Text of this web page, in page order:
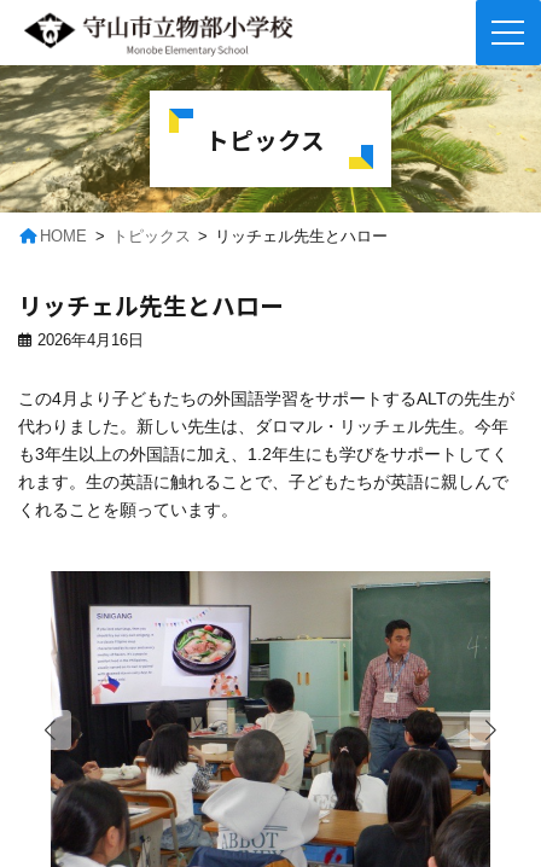
コ
ン
テ
ン
ツ
へ
ス
ナ
ビ
ゲ
ー
シ
ョ
ン
トピックス
HOME トピックス リッチェル先生とハロー
リッチェル先生とハロー
2026年4月16日
この4月より子どもたちの外国語学習をサポートするALTの先生が
代わりました。新しい先生は、ダロマル・リッチェル先生。今年
も3年生以上の外国語に加え、1.2年生にも学びをサポートしてく
れます。生の英語に触れることで、子どもたちが英語に親しんで
くれることを願っています。